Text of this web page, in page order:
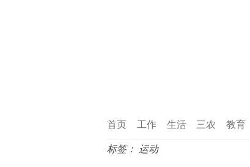
首页 工作 生活 三农 教育
标签： 运动